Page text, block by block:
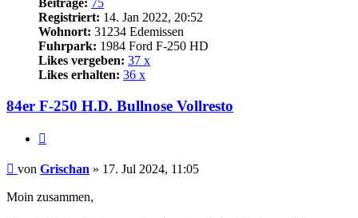
Registriert: 14. Jan 2022, 20:52
Wohnort: 31234 Edemissen
Fuhrpark: 1984 Ford F-250 HD
Likes vergeben: 37 x
Likes erhalten: 36 x
84er F-250 H.D. Bullnose Vollresto
Beitrag
von Grischan » 17. Jul 2024, 11:05
Moin zusammen,